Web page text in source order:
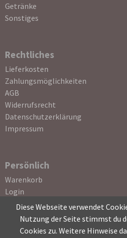
Getränke
Sonstiges
Rechtliches
Navigation
überspringen
Lieferkosten
Zahlungsmöglichkeiten
AGB
Widerrufsrecht
Datenschutzerklärung
Impressum
Persönlich
Navigation
überspringen
Warenkorb
Login
Registrierung
Passwort vergessen
Diese Webseite verwendet
Nutzung der Seite stimmst du
Cookies zu. Weitere Hinweise